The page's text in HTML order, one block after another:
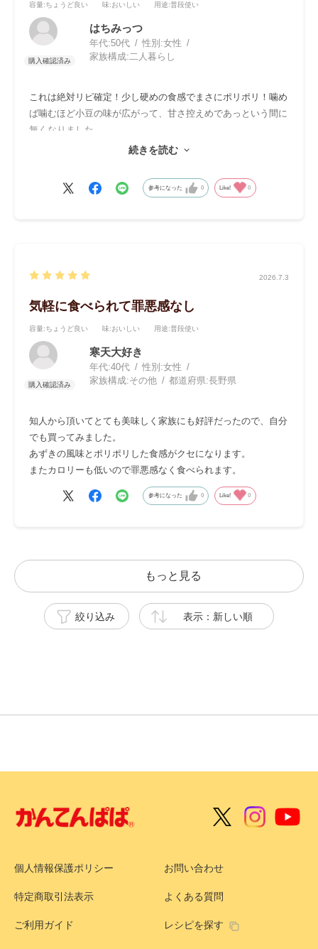
容量:ちょうど良い 味:おいしい 用途:普段使い
はちみっつ
年代:50代 性別:女性
家族構成:二人暮らし
これは絶対リピ確定！少し硬めの食感でまさにポリポリ！噛め
ば噛むほど小豆の味が広がって、甘さ控えめであっという間に
無くなりました。
続きを読む
参考になった 0 Like! 0
2026.7.3
気軽に食べられて罪悪感なし
容量:ちょうど良い 味:おいしい 用途:普段使い
寒天大好き
年代:40代 性別:女性
家族構成:その他 都道府県:長野県
知人から頂いてとても美味しく家族にも好評だったので、自分
でも買ってみました。
あずきの風味とポリポリした食感がクセになります。
またカロリーも低いので罪悪感なく食べられます。
参考になった 0 Like! 0
もっと見る
絞り込み 表示：新しい順
個人情報保護ポリシー お問い合わせ
特定商取引法表示 よくある質問
ご利用ガイド レシピを探す